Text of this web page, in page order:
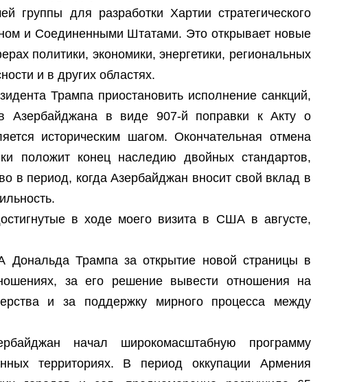
группы для разработки Хартии стратегического
и Соединенными Штатами. Это открывает новые
политики, экономики, энергетики, региональных
и в других областях.
Трампа приостановить исполнение санкций,
Азербайджана в виде 907-й поправки к Акту о
историческим шагом. Окончательная отмена
положит конец наследию двойных стандартов,
в период, когда Азербайджан вносит свой вклад в
в ходе моего визита в США в августе,
Трампа за открытие новой страницы в
за его решение вывести отношения на
и за поддержку мирного процесса между
начал широкомасштабную программу
территориях. В период оккупации Армения